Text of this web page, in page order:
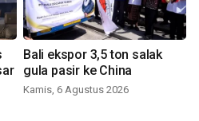
Bali ekspor 3,5 ton salak
gula pasir ke China
Kamis, 6 Agustus 2026